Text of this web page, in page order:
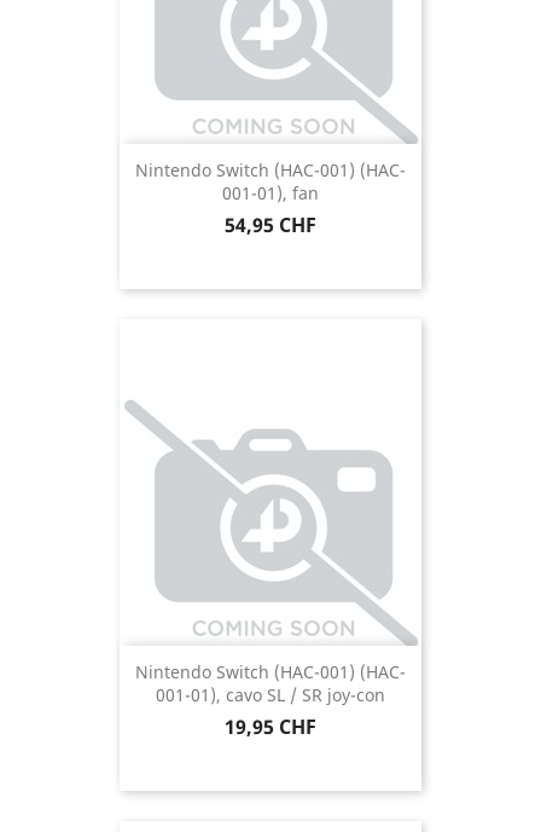
Nintendo Switch (HAC-001) (HAC-
001-01), fan
Prezzo
54,95 CHF
Nintendo Switch (HAC-001) (HAC-
001-01), cavo SL / SR joy-con
Prezzo
19,95 CHF